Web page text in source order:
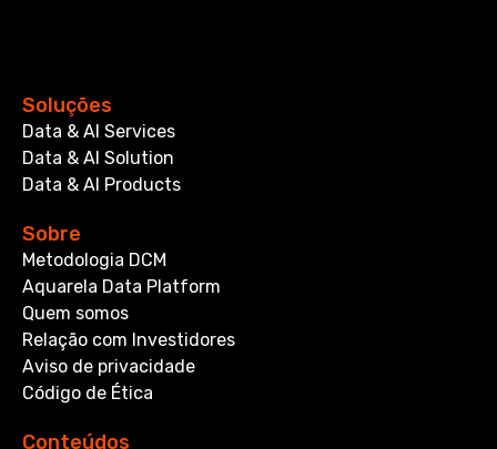
Soluções
Data & AI Services
Data & AI Solution
Data & AI Products
Sobre
Metodologia DCM
Aquarela Data Platform
Quem somos
Relação com Investidores
Aviso de privacidade
Código de Ética
Conteúdos